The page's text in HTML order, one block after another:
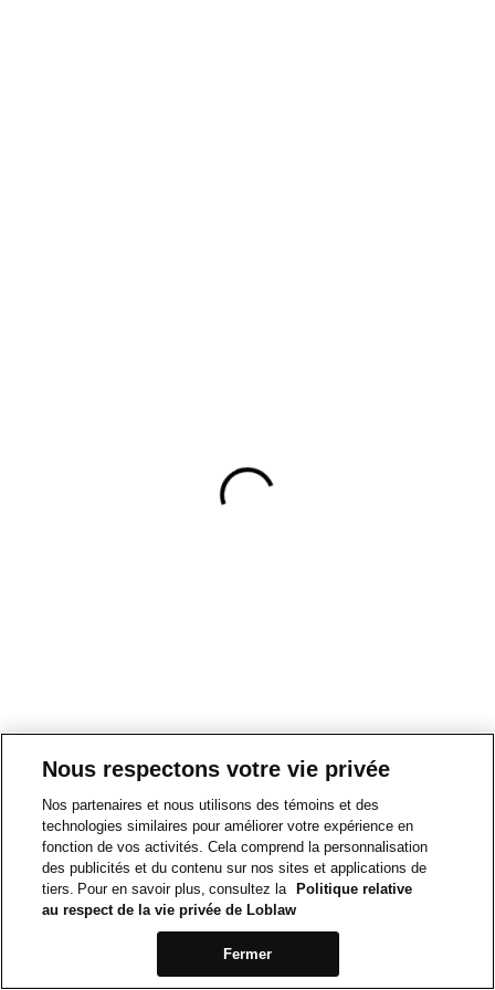
Nous respectons votre vie privée
Nos partenaires et nous utilisons des témoins et des
technologies similaires pour améliorer votre expérience en
fonction de vos activités. Cela comprend la personnalisation
des publicités et du contenu sur nos sites et applications de
tiers. Pour en savoir plus, consultez la
Politique relative
au respect de la vie privée de Loblaw
Fermer